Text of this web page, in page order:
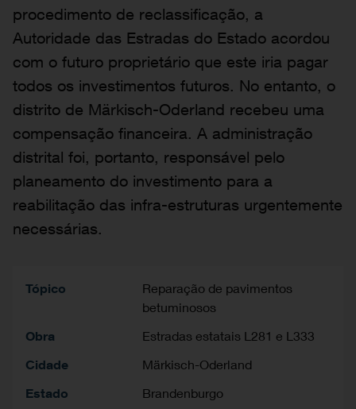
procedimento de reclassificação, a
Autoridade das Estradas do Estado acordou
com o futuro proprietário que este iria pagar
todos os investimentos futuros. No entanto, o
distrito de Märkisch-Oderland recebeu uma
compensação financeira. A administração
distrital foi, portanto, responsável pelo
planeamento do investimento para a
reabilitação das infra-estruturas urgentemente
necessárias.
Tópico
Reparação de pavimentos
betuminosos
Obra
Estradas estatais L281 e L333
Cidade
Märkisch-Oderland
Estado
Brandenburgo